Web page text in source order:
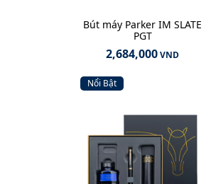
Bút máy Parker IM SLATE
PGT
2,684,000VND
Nổi Bật